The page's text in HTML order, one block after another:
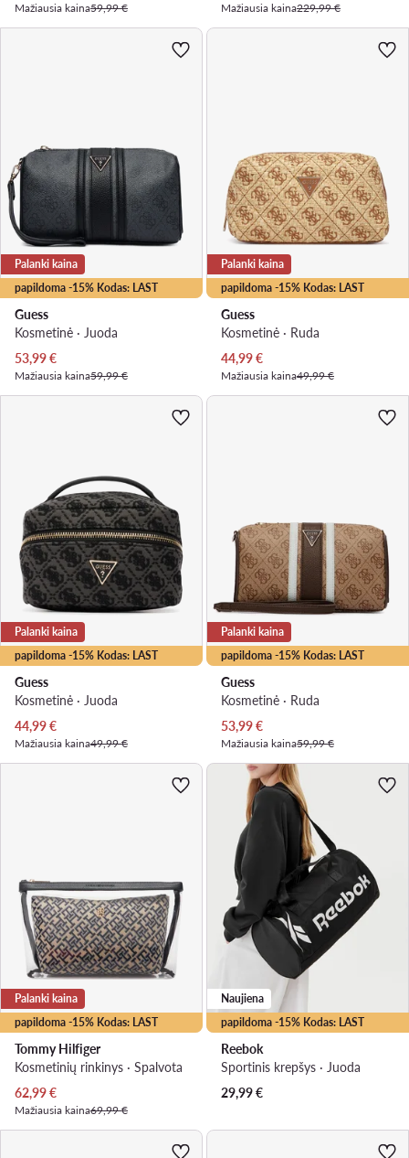
Mažiausia kaina59,99 € Mažiausia kaina229,99 €
papildoma -15% Kodas: LAST
Palanki kaina
Guess
Kosmetinė · Juoda
Dabartinė kaina
53,99€
Mažiausia kaina59,99 €
papildoma -15% Kodas: LAST
Palanki kaina
Guess
Kosmetinė · Ruda
Dabartinė kaina
44,99€
Mažiausia kaina49,99 €
papildoma -15% Kodas: LAST
Palanki kaina
Guess
Kosmetinė · Juoda
Dabartinė kaina
44,99€
Mažiausia kaina49,99 €
papildoma -15% Kodas: LAST
Palanki kaina
Guess
Kosmetinė · Ruda
Dabartinė kaina
53,99€
Mažiausia kaina59,99 €
papildoma -15% Kodas: LAST
Palanki kaina
Tommy Hilfiger
Kosmetinių rinkinys · Spalvota
Dabartinė kaina
62,99€
Mažiausia kaina69,99 €
papildoma -15% Kodas: LAST
Naujiena
Reebok
Sportinis krepšys · Juoda
29,99€